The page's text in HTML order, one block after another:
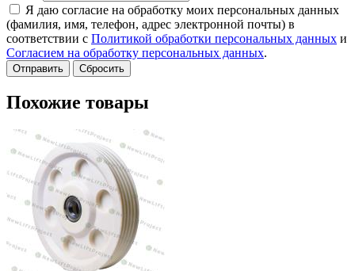
Я даю согласие на обработку моих персональных данных
(фамилия, имя, телефон, адрес электронной почты) в
соответствии с Политикой обработки персональных данных и
Согласием на обработку персональных данных.
Сбросить
Похожие товары